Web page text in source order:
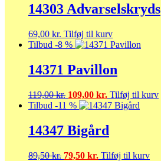
14303 Advarselskryds
69,00 kr. Tilføj til kurv
Tilbud -8 %
14371 Pavillon
119,00kr. Den
oprindelige
var:
119,00 kr..
109,00 kr. Den
aktuelle
er:
109,00 kr..
Tilføj til kurv
Tilbud -11 %
14347 Bigård
89,50kr. Den
79,50 kr. Den
Tilføj til kurv